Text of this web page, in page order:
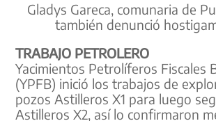
Gladys Gareca, comunaria de
también denunció
TRABAJO PETROLERO
Yacimientos Petrolíferos Fiscales
(YPFB) inició los trabajos de
pozos Astilleros X1 para luego
Astilleros X2, así lo confirmaron